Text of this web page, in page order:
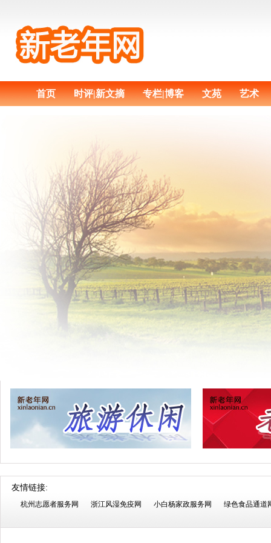
首页 时评|新文摘 专栏|博客 文苑 艺术
友情链接:
杭州志愿者服务网 浙江风湿免疫网 小白杨家政服务网 绿色食品通道